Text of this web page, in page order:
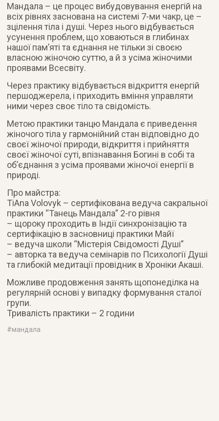
Мандала – це процес вибудовування енергій на
всіх рівнях заснована на системі 7-ми чакр, це –
зцілення тіла і душі. Через нього відбувається
усунення проблем, що ховаються в глибинах
нашої пам’яті та єднання не тільки зі своєю
власною жіночою суттю, а й з усіма жіночими
проявами Всесвіту.
Через практику відбувається відкриття енергій
першоджерела, і приходить вміння управляти
ними через своє тіло та свідомість.
Метою практики танцю Мандала є приведення
жіночого тіла у гармонійний стан відповідно до
своєї жіночої природи, відкриття і прийняття
своєї жіночої суті, впізнавання Богині в собі та
об’єднання з усіма проявами жіночої енергії в
природі.
Про майстра:
TiAna Volovyk – сертифікована ведуча сакральної
практики “Танець Мандала” 2-го рівня
– щороку проходить в Індії синхронізацію та
сертифікацію в засновниці практики Майї
– ведуча школи “Містерія Свідомості Душі”
– авторка та ведуча семінарів по Психології Душі
та глибокій медитації провідник в Хроніки Акаші.
Можливе продовження занять щопонеділка на
регулярній основі у випадку формування сталої
групи.
Тривалість практики – 2 години
#мандала